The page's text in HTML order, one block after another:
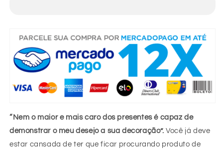
Stitch
pelúcia,
boneco
Stitch,
Stitch
Stitch
pelúcia,
boneco
Stitch,
peluche
Stitch
azul
“Nem o maior e mais caro dos presentes é capaz de
demonstrar o meu desejo a sua decoração”. Você já deve
estar cansada de ter que ficar procurando produto de